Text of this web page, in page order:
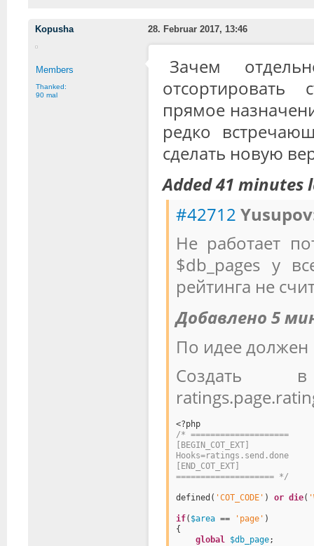
Kopusha 28. Februar 2017, 13:46
Members
Thanked:
90 mal
Зачем
отсортировать
прямое
редко
сделать новую
Added 41 minutes
#42712
Не работает
$db_pages у
рейтинга не
Добавлено 5
По идее должен
Создать
<?php
/* ====================
[BEGIN_COT_EXT]
Hooks=ratings.send.done
[END_COT_EXT]
==================== */
defined( 'COT_CODE' ) or die(
if( $area == 'page' )
{
global $db_page;